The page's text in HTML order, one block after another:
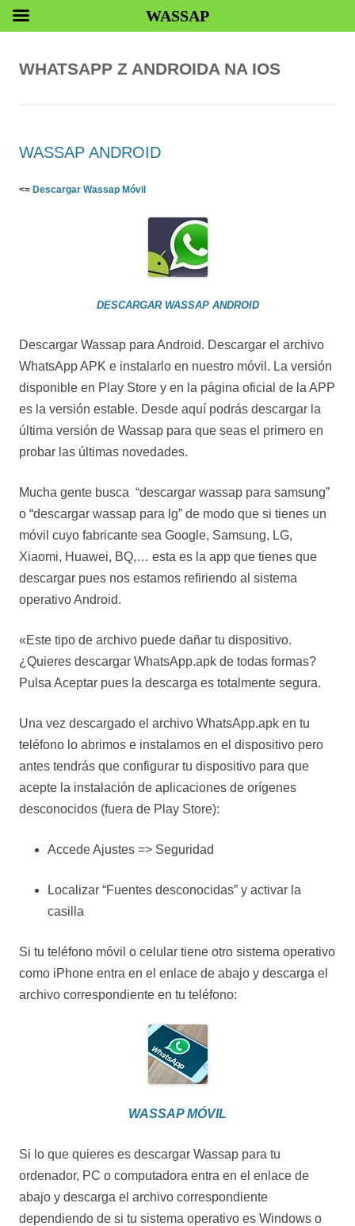
WHATSAPP Z ANDROIDA NA IOS
WASSAP ANDROID
<= Descargar Wassap Móvil
DESCARGAR WASSAP ANDROID
Descargar Wassap para Android. Descargar el archivo
WhatsApp APK e instalarlo en nuestro móvil. La versión
disponible en Play Store y en la página oficial de la APP
es la versión estable. Desde aquí podrás descargar la
última versión de Wassap para que seas el primero en
probar las últimas novedades.
Mucha gente busca “descargar wassap para samsung”
o “descargar wassap para lg” de modo que si tienes un
móvil cuyo fabricante sea Google, Samsung, LG,
Xiaomi, Huawei, BQ,… esta es la app que tienes que
descargar pues nos estamos refiriendo al sistema
operativo Android.
«Este tipo de archivo puede dañar tu dispositivo.
¿Quieres descargar WhatsApp.apk de todas formas?
Pulsa Aceptar pues la descarga es totalmente segura.
Una vez descargado el archivo WhatsApp.apk en tu
teléfono lo abrimos e instalamos en el dispositivo pero
antes tendrás que configurar tu dispositivo para que
acepte la instalación de aplicaciones de orígenes
desconocidos (fuera de Play Store):
Accede Ajustes => Seguridad
Localizar “Fuentes desconocidas” y activar la
casilla
Si tu teléfono móvil o celular tiene otro sistema operativo
como iPhone entra en el enlace de abajo y descarga el
archivo correspondiente en tu teléfono:
WASSAP MÓVIL
Si lo que quieres es descargar Wassap para tu
ordenador, PC o computadora entra en el enlace de
abajo y descarga el archivo correspondiente
dependiendo de si tu sistema operativo es Windows o
WASSAP